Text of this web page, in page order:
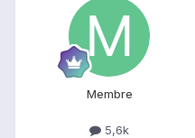
Membre
5,6k